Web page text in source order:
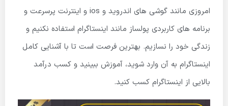
امروزی مانند گوشی های اندروید و ios و اینترنت پرسرعت و
برنامه های کاربردی پولساز مانند اینستاگرام استفاده نکنیم و
زندگی خود را نسازیم. بهترین فرصت است تا با آشنایی کامل
اینستاگرام به آن وارد شوید، آموزش ببینید و کسب درآمد
بالایی از اینستاگرام کسب کنید.